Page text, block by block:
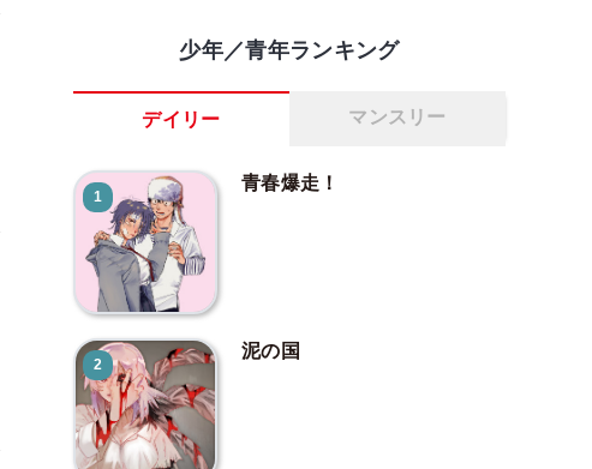
少年／青年ランキング
デイリー マンスリー
1
青春爆走！
2
泥の国